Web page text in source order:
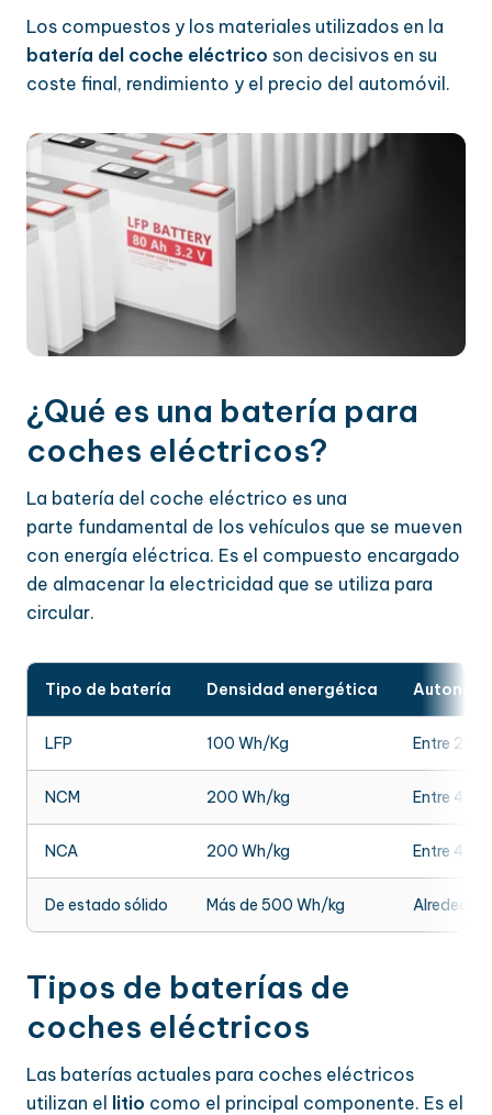
Los compuestos y los materiales utilizados en la
batería del coche eléctrico son decisivos en su
coste final, rendimiento y el precio del automóvil.
¿Qué es una batería para
coches eléctricos?
La batería del coche eléctrico es una
parte fundamental de los vehículos que se mueven
con energía eléctrica. Es el compuesto encargado
de almacenar la electricidad que se utiliza para
circular.
Tipo de batería Densidad energética
LFP 100 Wh/Kg Entre 200
NCM 200 Wh/kg Entre 400
NCA 200 Wh/kg Entre 400
De estado sólido Más de 500 Wh/kg Alrededor
Tipos de baterías de
coches eléctricos
Las baterías actuales para coches eléctricos
utilizan el litio como el principal componente. Es el